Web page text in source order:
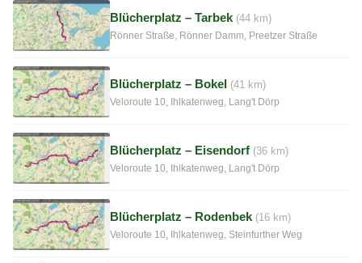
Blücherplatz – Tarbek (44 km)
Rönner Straße, Rönner Damm, Preetzer Straße
Blücherplatz – Bokel (41 km)
Veloroute 10, Ihlkatenweg, Lang't Dörp
Blücherplatz – Eisendorf (36 km)
Veloroute 10, Ihlkatenweg, Lang't Dörp
Blücherplatz – Rodenbek (16 km)
Veloroute 10, Ihlkatenweg, Steinfurther Weg